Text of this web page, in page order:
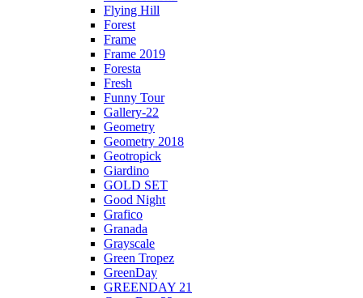
Flying Hill
Forest
Frame
Frame 2019
Foresta
Fresh
Funny Tour
Gallery-22
Geometry
Geometry 2018
Geotropick
Giardino
GOLD SET
Good Night
Grafico
Granada
Grayscale
Green Tropez
GreenDay
GREENDAY 21